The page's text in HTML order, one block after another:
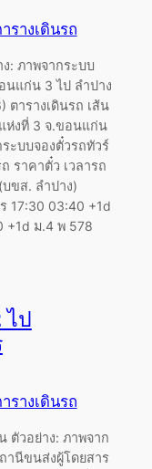
รางเดินรถ
: ภาพจากระบบ
นแก่น 3 ไป ลำปาง
ตารางเดินรถ เส้น
ห่งที่ 3 จ.ขอนแก่น
ะบบจองตั๋วรถทัวร์
ราคาตั๋ว เวลารถ
ขส. ลำปาง)
17:30 03:40 +1d
+1d ม.4 พ 578
ไป
รางเดินรถ
ตัวอย่าง: ภาพจาก
านีขนส่งผู้โดยสาร